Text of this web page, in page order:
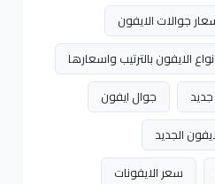
جوالات الايفون
انواع الايفون بالترتيب واسعارها
جوال ايفون
الجديد
سعر الايفونات